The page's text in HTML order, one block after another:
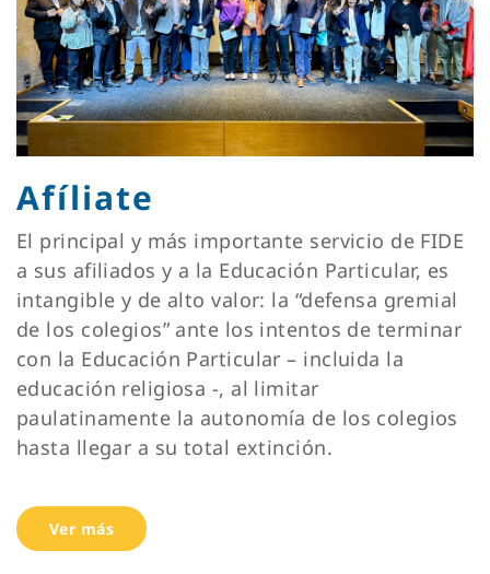
Afíliate
El principal y más importante servicio de FIDE
a sus afiliados y a la Educación Particular, es
intangible y de alto valor: la “defensa gremial
de los colegios” ante los intentos de terminar
con la Educación Particular – incluida la
educación religiosa -, al limitar
paulatinamente la autonomía de los colegios
hasta llegar a su total extinción.
Ver más